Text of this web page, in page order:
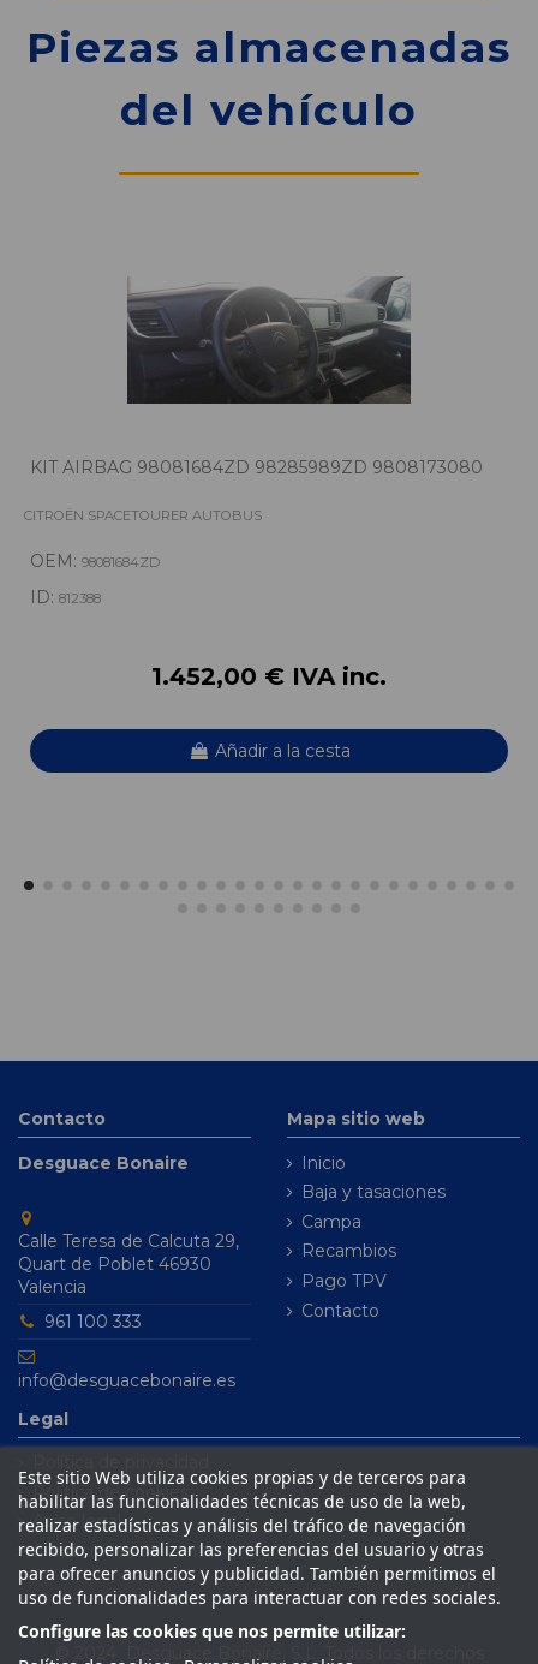
Piezas almacenadas
del vehículo
KIT AIRBAG 98081684ZD 98285989ZD 9808173080
CITROËN SPACETOURER AUTOBUS
OEM: 98081684ZD
ID: 812388
1.452,00 € IVA inc.
Añadir a la cesta
Contacto
Desguace Bonaire
Calle Teresa de Calcuta 29,
Quart de Poblet 46930
Valencia
961 100 333
info@desguacebonaire.es
Mapa sitio web
Inicio
Baja y tasaciones
Campa
Recambios
Pago TPV
Contacto
Legal
Política de cookies
Aviso legal
Condiciones de venta
Este sitio Web utiliza cookies propias y de terceros para
habilitar las funcionalidades técnicas de uso de la web,
realizar estadísticas y análisis del tráfico de navegación
recibido, personalizar las preferencias del usuario y otras
para ofrecer anuncios y publicidad. También permitimos el
uso de funcionalidades para interactuar con redes sociales.
Configure las cookies que nos permite utilizar: